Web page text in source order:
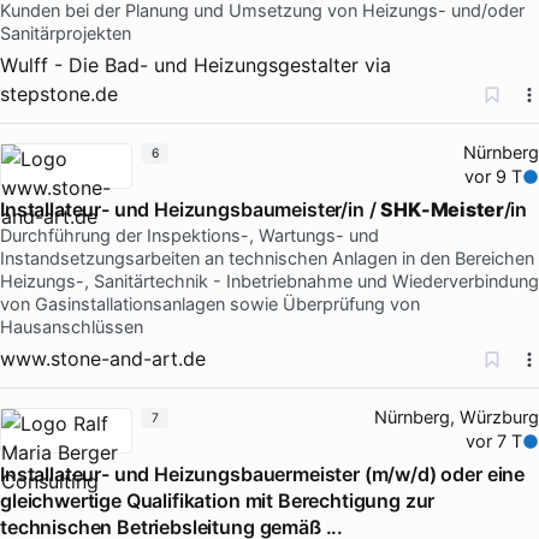
Kunden bei der Planung und Umsetzung von Heizungs- und/oder
Sanitärprojekten
Wulff - Die Bad- und Heizungsgestalter via
stepstone.de
Nürnberg
vor 9 T
Installateur- und Heizungsbaumeister/in /SHK-Meister/in
Durchführung der Inspektions-, Wartungs- und
Instandsetzungsarbeiten an technischen Anlagen in den Bereichen
Heizungs-, Sanitärtechnik - Inbetriebnahme und Wiederverbindung
von Gasinstallationsanlagen sowie Überprüfung von
Hausanschlüssen
www.stone-and-art.de
6
Nürnberg, Würzburg
vor 7 T
Installateur- und Heizungsbauermeister (m/w/d) oder eine
gleichwertige Qualifikation mit Berechtigung zur
technischen Betriebsleitung gemäß ...
7